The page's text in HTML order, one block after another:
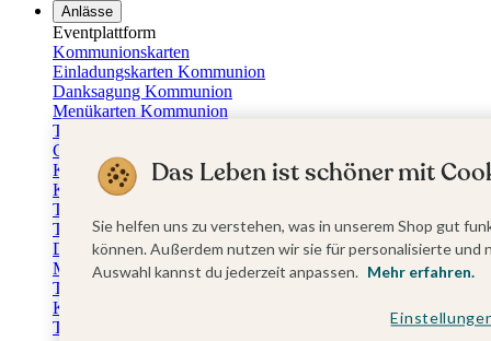
Anlässe
Eventplattform
Kommunionskarten
Einladungskarten Kommunion
Danksagung Kommunion
Menükarten Kommunion
Tischkarten Kommunion
Gästebuch Kommunion
Kerzen Kommunion
Kartenbox Kommunion
Taufkarten
Taufeinladungen
Dankeskarten Taufe
Menükarten Taufe
Tischkarten Taufe
Kirchenheft Taufe
Taufkerzen
Das Leben ist schöner mit
Sie helfen uns zu verstehen, was in unserem Shop gut
können. Außerdem nutzen wir sie für personalisierte
Auswahl kannst du jederzeit anpassen. Mehr erfahren.